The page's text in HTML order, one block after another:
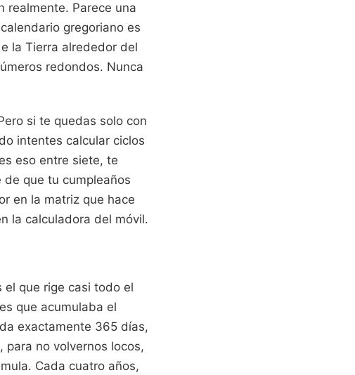
realmente. Parece una
gregoriano es
la Tierra alrededor del
redondos. Nunca
si te quedas solo con
intentes calcular ciclos
eso entre siete, te
que tu cumpleaños
en la matriz que hace
la calculadora del móvil.
el que rige casi todo el
que acumulaba el
exactamente 365 días,
no volvernos locos,
Cada cuatro años,